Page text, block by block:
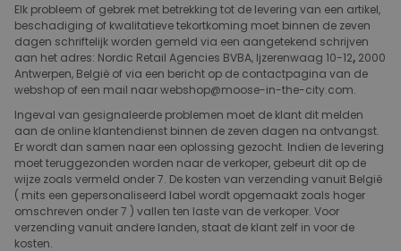
Elk probleem of gebrek met betrekking tot de levering van een artikel,
beschadiging of kwalitatieve tekortkoming moet binnen de zeven
dagen schriftelijk worden gemeld via een aangetekend schrijven
aan het adres: Nordic Retail Agencies BVBA, Ijzerenwaag 10-12, 2000
Antwerpen, België of via een bericht op de contactpagina van de
webshop of een mail naar webshop@moose-in-the-city.com.
Ingeval van gesignaleerde problemen moet de klant dit melden
aan de online klantendienst binnen de zeven dagen na ontvangst.
Er wordt dan samen naar een oplossing gezocht. Indien de levering
moet teruggezonden worden naar de verkoper, gebeurt dit op de
wijze zoals vermeld onder 7. De kosten van verzending vanuit België
( mits een gepersonaliseerd label wordt opgemaakt zoals hoger
omschreven onder 7 ) vallen ten laste van de verkoper. Voor
verzending vanuit andere landen, staat de klant zelf in voor de
kosten.